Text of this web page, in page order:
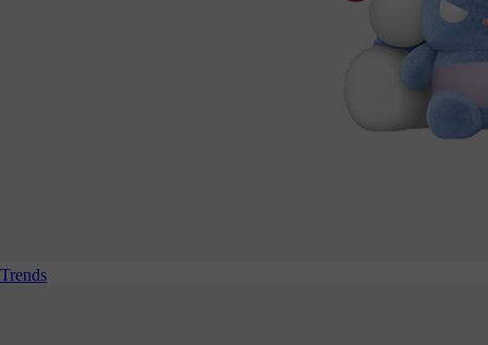
Trends